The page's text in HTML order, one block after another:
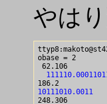
やは
obase = 2
10111010.0011